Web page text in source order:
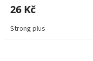
26 Kč
Strong plus